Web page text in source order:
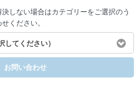
決しない場合はカテゴリーをご選択のう
ください。
してください）
お問い合わせ